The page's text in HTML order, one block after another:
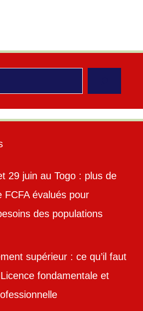
29 juin au Togo : plus de
FCFA évalués pour
des populations
supérieur : ce qu’il faut
fondamentale et